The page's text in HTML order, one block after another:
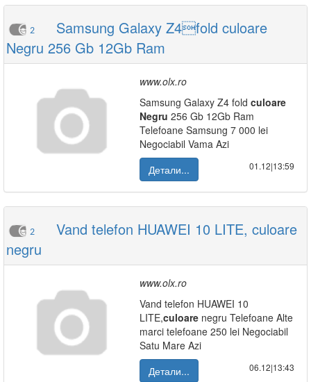
2
Samsung Galaxy Z4fold culoare
Negru 256 Gb 12Gb Ram
www.olx.ro
Samsung Galaxy Z4 fold culoare
Negru 256 Gb 12Gb Ram
Telefoane Samsung 7 000 lei
Negociabil Vama Azi
Детали...
01.12|13:59
2
Vand telefon HUAWEI 10 LITE, culoare
negru
www.olx.ro
Vand telefon HUAWEI 10
LITE,culoare negru Telefoane Alte
marci telefoane 250 lei Negociabil
Satu Mare Azi
Детали...
06.12|13:43